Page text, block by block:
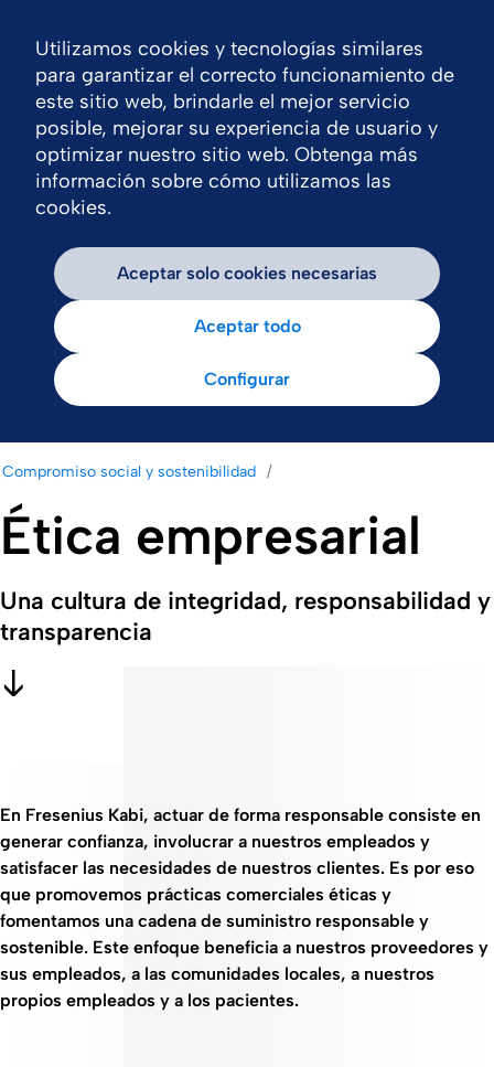
Compromiso social y sostenibilidad
Ética empresarial
Una cultura de integridad, responsabilidad y
transparencia
En Fresenius Kabi, actuar de forma responsable consiste en
generar confianza, involucrar a nuestros empleados y
satisfacer las necesidades de nuestros clientes. Es por eso
que promovemos prácticas comerciales éticas y
fomentamos una cadena de suministro responsable y
sostenible. Este enfoque beneficia a nuestros proveedores y
sus empleados, a las comunidades locales, a nuestros
propios empleados y a los pacientes.
Utilizamos cookies y tecnologías similares
para garantizar el correcto funcionamiento de
este sitio web, brindarle el mejor servicio
posible, mejorar su experiencia de usuario y
optimizar nuestro sitio web. Obtenga más
información sobre cómo utilizamos las
cookies.
Aceptar solo cookies necesarias
Aceptar todo
Configurar